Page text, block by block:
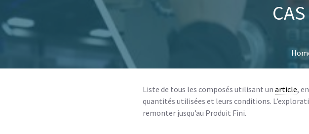
Liste de tous les composés utilisant un article,
quantités utilisées et leurs conditions.
remonter jusqu’au Produit Fini.